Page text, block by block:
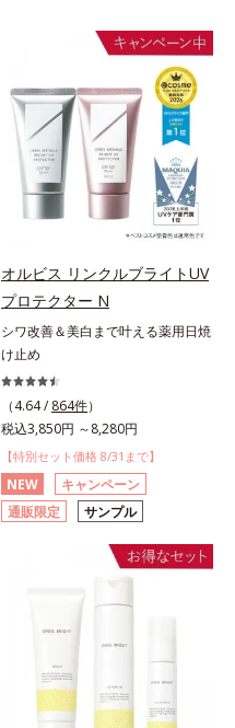
オルビス リンクルブライトUV
プロテクター N
シワ改善＆美白まで叶える薬用日焼
け止め
（4.64 / 864件）
税込3,850円 ～8,280円
【特別セット価格 8/31まで】
NEW
キャンペーン
通販限定
サンプル